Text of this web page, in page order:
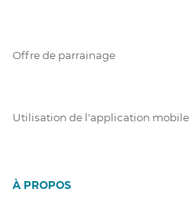
Offre de parrainage
Utilisation de l'application mobile
À PROPOS